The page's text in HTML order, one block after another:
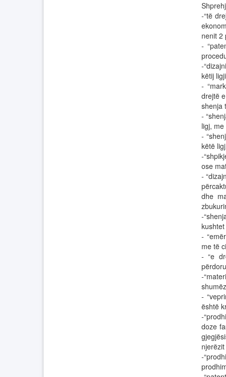
-“të
nenit 2
-
-
këtij
-
drejtë
shenja
-
ligj,
-
këtë
-
ose
-
dhe
-
-
me të
- “e
-
-
është
-
doze
-